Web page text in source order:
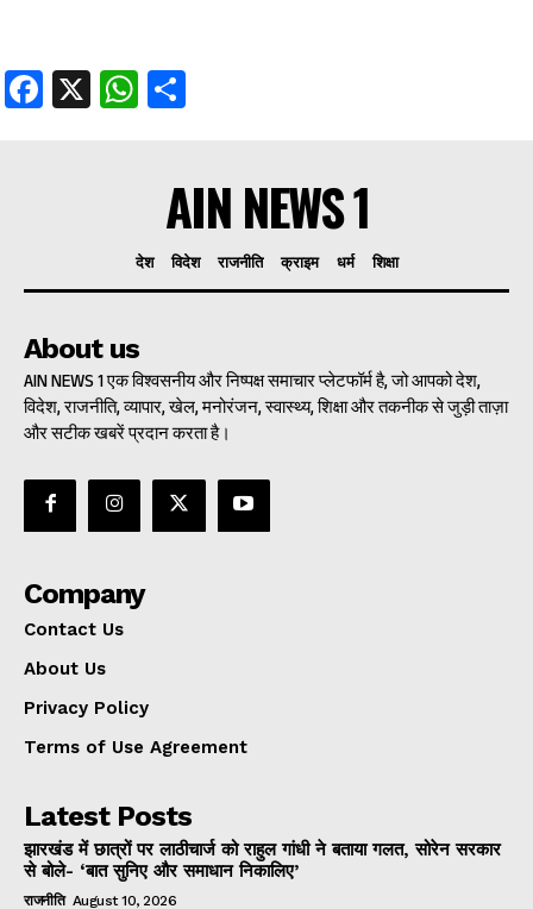
Facebook
X WhatsApp
AIN NEWS 1
देश विदेश राजनीति क्राइम धर्म शिक्षा
About us
AIN NEWS 1 एक विश्वसनीय और निष्पक्ष समाचार प्लेटफॉर्म है, जो आपको देश,
विदेश, राजनीति, व्यापार, खेल, मनोरंजन, स्वास्थ्य, शिक्षा और तकनीक से जुड़ी ताज़ा
और सटीक खबरें प्रदान करता है।
Company
Contact Us
About Us
Privacy Policy
Terms of Use Agreement
Latest Posts
झारखंड में छात्रों पर लाठीचार्ज को राहुल गांधी ने बताया गलत, सोरेन सरकार
से बोले- ‘बात सुनिए और समाधान निकालिए’
राजनीति August 10, 2026